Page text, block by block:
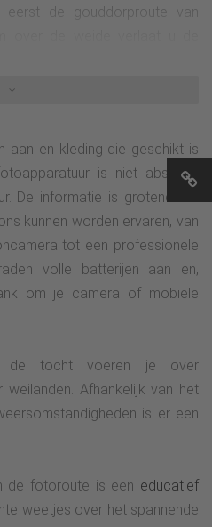
eerst de gouddorproute van
en sla dan Die Linke in. Na
je de oude bakkerij aan de
vervolgens de
de stal van de boerderij en
op. Na ongeveer 200 meter
kerk) en volg je de weg in de
Kort voor het
in de straat "Zum Kreuz" in. Na
de derde halte. Volg nu lange
aanvankelijk
Na ca. 350 meter buigt de
begint het bijen-natuurpad -
en bereikt na nog eens
Als je het bord voor de
pad na korte tijd naar rechts
over de weide omhoog.
de vijfde halte van de
aan en kleding die geschikt is
is niet absoluut
De informatie is grotendeels
kunnen worden ervaren, van
tot een professionele
volle batterijen aan en,
om je camera of mobiele
de tocht voeren je over
Afhankelijk van het
is er een
de fotoroute is een educatief
weetjes over het spannende